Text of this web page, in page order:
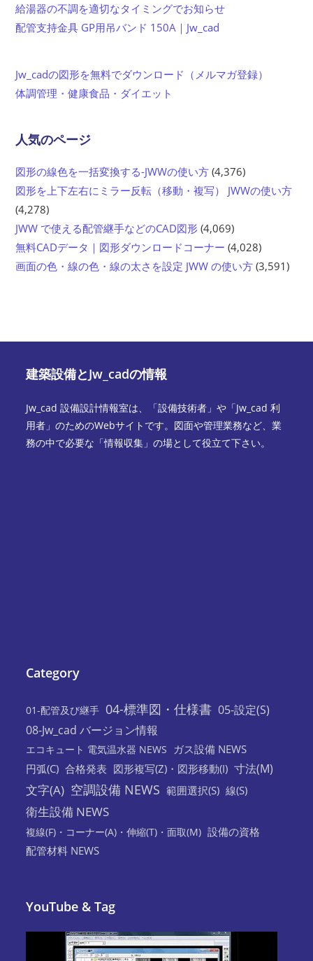
給湯器の不調を適切なタイミングでお知らせ
配管支持金具 GP用吊バンド 150A｜Jw_cad
Jw_cadの図形を無料でダウンロード（メルマガ登録）
体調管理・健康食品・ダイエット
人気のページ
図形の線色を一括変換する-JWWの使い方 (4,376)
図形を上下左右にミラー反転（移動・複写） JWWの使い方
(4,278)
JWW で使える配管継手などのCAD図形 (4,069)
無料CADデータ｜図形ダウンロードコーナー (4,028)
画面の色・線の色・線の太さを設定 JWW の使い方 (3,591)
建築設備とJw_cadの情報
Jw_cad 設備設計情報室は、「設備技術者」や「Jw_cad 利
用者」のためのWebサイトです。図面や管理業務など、業
務の中で必要な「情報収集」の場として役立て下さい。
Category
01-配管及び継手 04-標準図・仕様書 05-設定(S)
08-Jw_cad バージョン情報
エコキュート 電気温水器 NEWS
ガス設備 NEWS
円弧(C) 合格発表 図形複写(Z)・図形移動(I) 寸法(M)
文字(A) 空調設備 NEWS 範囲選択(S) 線(S)
衛生設備 NEWS
複線(F)・コーナー(A)・伸縮(T)・面取(M) 設備の資格
配管材料 NEWS
YouTube & Tag